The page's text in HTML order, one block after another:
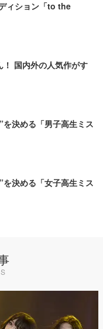
ィション「to the
国内外の人気作がす
決める「男子高生ミス
決める「女子高生ミス